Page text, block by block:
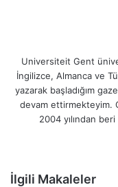
Universiteit Gent
İngilizce, Almanca ve
yazarak başladığım
devam ettirmekteyim.
2004 yılından
İlgili Makaleler